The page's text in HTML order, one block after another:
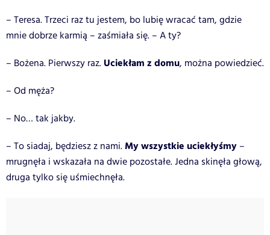
– Teresa. Trzeci raz tu jestem, bo lubię wracać tam, gdzie
mnie dobrze karmią – zaśmiała się. – A ty?
– Bożena. Pierwszy raz. Uciekłam z domu, można powiedzieć.
– Od męża?
– No… tak jakby.
– To siadaj, będziesz z nami.My wszystkie uciekłyśmy –
mrugnęła i wskazała na dwie pozostałe. Jedna skinęła głową,
druga tylko się uśmiechnęła.